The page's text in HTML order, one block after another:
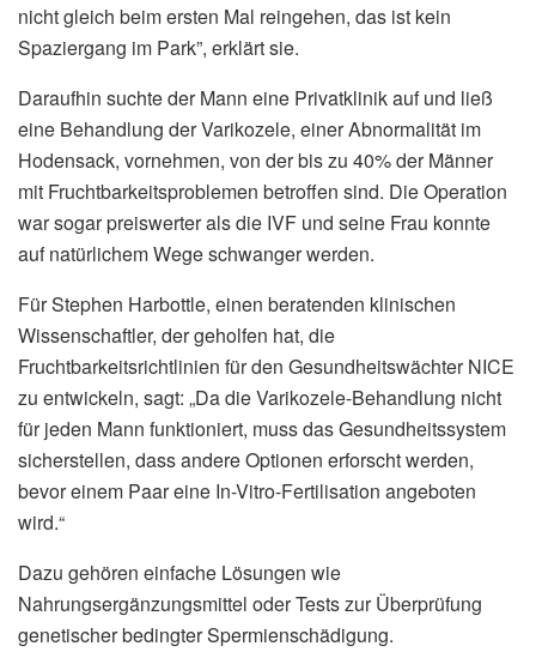
nicht gleich beim ersten Mal reingehen, das ist kein
Spaziergang im Park”, erklärt sie.
Daraufhin suchte der Mann eine Privatklinik auf und ließ
eine Behandlung der Varikozele, einer Abnormalität im
Hodensack, vornehmen, von der bis zu 40% der Männer
mit Fruchtbarkeitsproblemen betroffen sind. Die Operation
war sogar preiswerter als die IVF und seine Frau konnte
auf natürlichem Wege schwanger werden.
Für Stephen Harbottle, einen beratenden klinischen
Wissenschaftler, der geholfen hat, die
Fruchtbarkeitsrichtlinien für den Gesundheitswächter NICE
zu entwickeln, sagt: „Da die Varikozele-Behandlung nicht
für jeden Mann funktioniert, muss das Gesundheitssystem
sicherstellen, dass andere Optionen erforscht werden,
bevor einem Paar eine In-Vitro-Fertilisation angeboten
wird.“
Dazu gehören einfache Lösungen wie
Nahrungsergänzungsmittel oder Tests zur Überprüfung
genetischer bedingter Spermienschädigung.